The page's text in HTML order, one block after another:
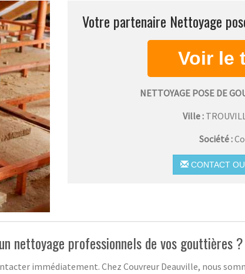
Votre partenaire Nettoyage
NETTOYAGE POSE DE
Ville :
Société :
CONTACT
nettoyage professionnels de vos gouttières ?
immédiatement. Chez Couvreur Deauville, nous